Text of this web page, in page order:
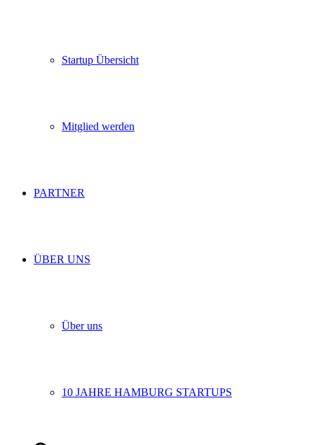
Startup Übersicht
Mitglied werden
PARTNER
ÜBER UNS
Über uns
10 JAHRE HAMBURG STARTUPS